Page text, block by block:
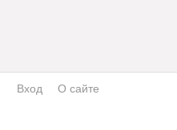
Вход О сайте